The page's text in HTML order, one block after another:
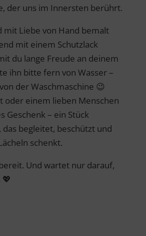
der uns im Innersten berührt.
mit Liebe von Hand bemalt
mit einem Schutzlack
du lange Freude an deinem
ihn bitte fern von Wasser –
der Waschmaschine 😉
oder einem lieben Menschen
Geschenk – ein Stück
das begleitet, beschützt und
schenkt.
Und wartet nur darauf,